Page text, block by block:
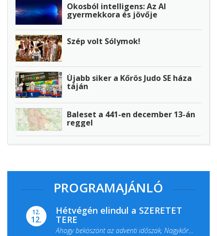
Okosból intelligens: Az AI
gyermekkora és jövője
Szép volt Sólymok!
Újabb siker a Kőrös Judo SE háza
táján
Baleset a 441-en december 13-án
reggel
PROGRAMAJÁNLÓ
12.
12.
Hétvégén elindul a SZERETET
TERE
Ahogy beköszönt az adventi időszak, Nagykőrös